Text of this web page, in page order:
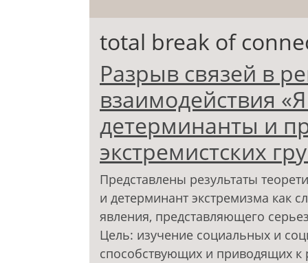
total break of
Разрыв связей в
взаимодействия
детерминанты и
экстремистских
Представлены результаты
и детерминант экстремизма как
явления, представляющего
Цель: изучение социальных и
способствующих и приводящих к